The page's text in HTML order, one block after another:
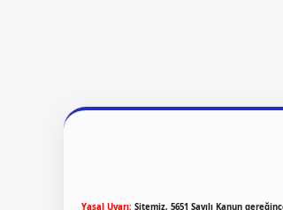
Yasal Uyarı: Sitemiz, 5651 Sayılı Kanun